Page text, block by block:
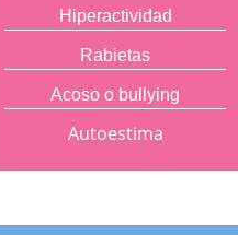
Hiperactividad
Rabietas
Acoso o bullying
Autoestima